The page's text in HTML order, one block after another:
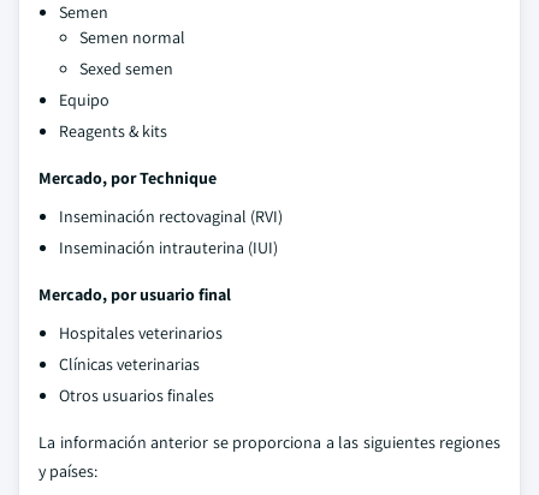
Semen
Semen normal
Sexed semen
Equipo
Reagents & kits
Mercado, por Technique
Inseminación rectovaginal (RVI)
Inseminación intrauterina (IUI)
Mercado, por usuario final
Hospitales veterinarios
Clínicas veterinarias
Otros usuarios finales
La información anterior se proporciona a las siguientes regiones
y países: